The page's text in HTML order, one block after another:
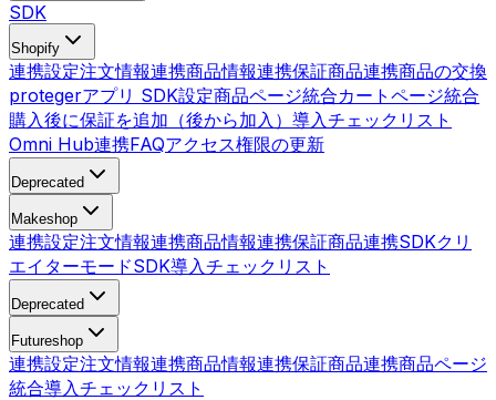
SDK
Shopify
連携設定注文情報連携商品情報連携保証商品連携商品の交換
protegerアプリ SDK設定商品ページ統合カートページ統合
購入後に保証を追加（後から加入） 導入チェックリスト
Omni Hub連携FAQアクセス権限の更新
Deprecated
Makeshop
連携設定注文情報連携商品情報連携保証商品連携SDKクリ
エイターモードSDK導入チェックリスト
Deprecated
Futureshop
連携設定注文情報連携商品情報連携保証商品連携商品ページ
統合導入チェックリスト